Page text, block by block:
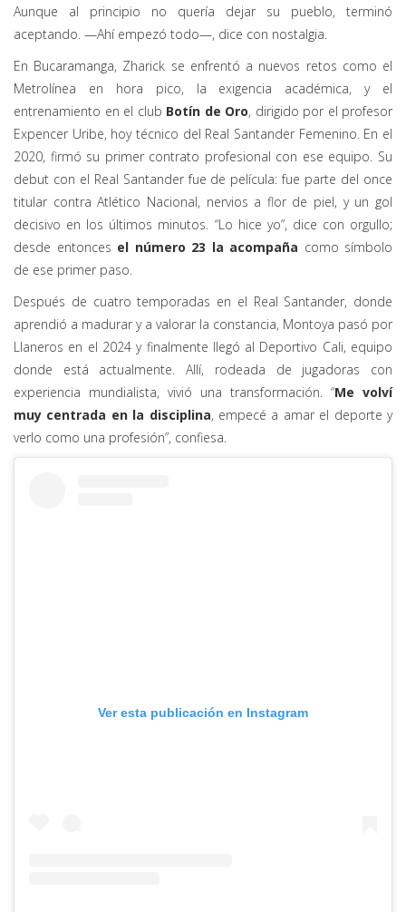
Aunque al principio no quería dejar su pueblo, terminó
aceptando. —Ahí empezó todo—, dice con nostalgia.
En Bucaramanga, Zharick se enfrentó a nuevos retos como el
Metrolínea en hora pico, la exigencia académica, y el
entrenamiento en el club Botín de Oro, dirigido por el profesor
Expencer Uribe, hoy técnico del Real Santander Femenino. En el
2020, firmó su primer contrato profesional con ese equipo. Su
debut con el Real Santander fue de película: fue parte del once
titular contra Atlético Nacional, nervios a flor de piel, y un gol
decisivo en los últimos minutos. “Lo hice yo”, dice con orgullo;
desde entonces el número 23 la acompaña como símbolo
de ese primer paso.
Después de cuatro temporadas en el Real Santander, donde
aprendió a madurar y a valorar la constancia, Montoya pasó por
Llaneros en el 2024 y finalmente llegó al Deportivo Cali, equipo
donde está actualmente. Allí, rodeada de jugadoras con
experiencia mundialista, vivió una transformación. “Me volví
muy centrada en la disciplina, empecé a amar el deporte y
verlo como una profesión”, confiesa.
Ver esta publicación en Instagram